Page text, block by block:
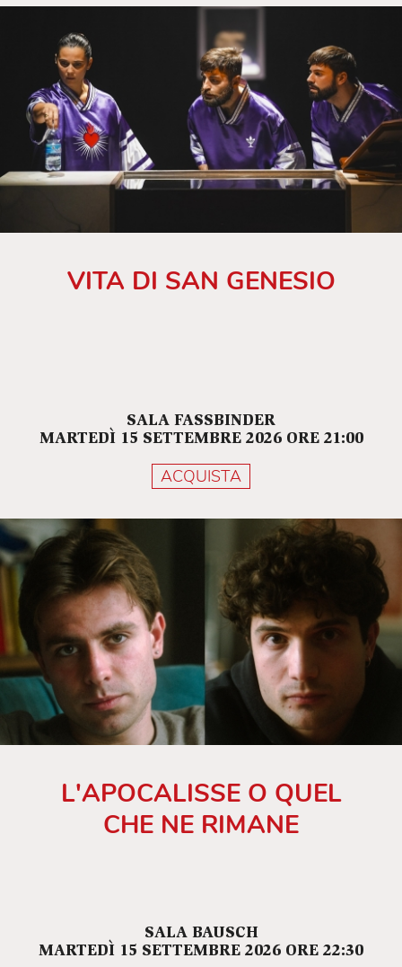
VITA DI SAN GENESIO
SALA FASSBINDER
MARTEDÌ 15 SETTEMBRE 2026 ORE 21:00
ACQUISTA
L'APOCALISSE O QUEL
CHE NE RIMANE
SALA BAUSCH
MARTEDÌ 15 SETTEMBRE 2026 ORE 22:30